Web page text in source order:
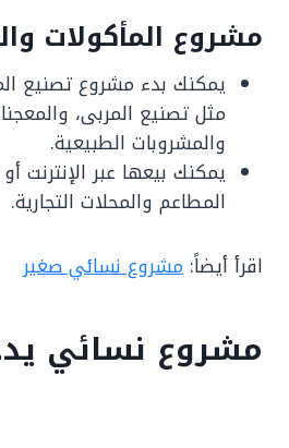
مشروع المأكولات
يمكنك بدء مشروع تصنيع
مثل تصنيع المربى،
والمشروبات الطبيعية.
يمكنك بيعها عبر الإنترنت
المطاعم والمحلات التجارية.
اقرأ أيضاً: مشروع نسائي صغير
مشروع نسائي